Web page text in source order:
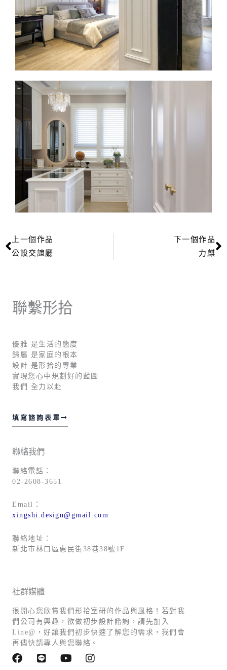
上一頁
上一個作品
公設交誼廳
下一個作品
力麒
聯繫形拾
優雅 是生活的態度
歸屬 是家庭的根本
設計 是形拾的專業
實現您心中規劃好的藍圖
我們 全力以赴
填寫諮詢表單
聯絡我們
聯絡電話：
02-2608-3651
Email：
xingshi.design@gmail.com
聯絡地址：
新北市林口區惠民街38巷38號1F
社群媒體
很開心您欣賞我們形拾室研的作品與風格！若對我
們公司有興趣，欲做初步設計諮詢，請先加入
Line@，好讓我們初步快速了解您的需求，我們會
再儘快請專人與您聯絡。
F
L
Y
I